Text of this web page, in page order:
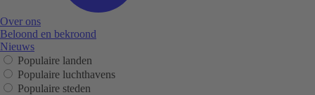
Over ons
Beloond en bekroond
Nieuws
Populaire landen
Populaire luchthavens
Populaire steden